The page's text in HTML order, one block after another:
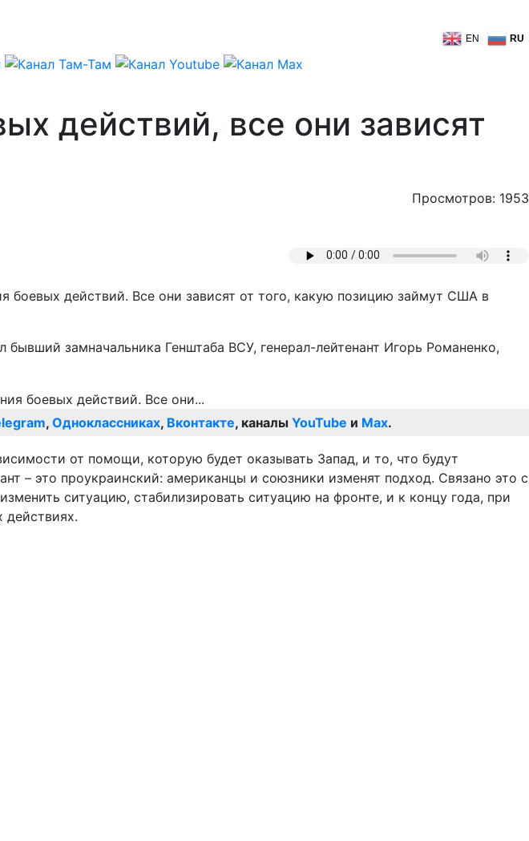
EN RU
действий, все они зависят
Просмотров: 1953
боевых действий. Все они зависят от того, какую позицию займут США в
замначальника Генштаба ВСУ, генерал-лейтенант Игорь Романенко,
, Одноклассниках, Вконтакте, каналы YouTube и Max.
от помощи, которую будет оказывать Запад, и то, что будут
– это проукраинский: американцы и союзники изменят подход. Связано это с
ситуацию, стабилизировать ситуацию на фронте, и к концу года, при